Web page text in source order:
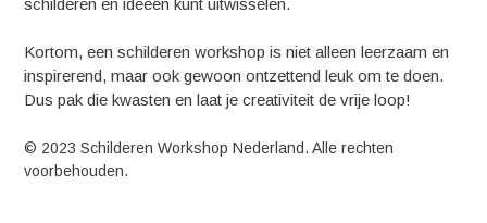
schilderen en ideeën kunt uitwisselen.
Kortom, een schilderen workshop is niet alleen leerzaam en
inspirerend, maar ook gewoon ontzettend leuk om te doen.
Dus pak die kwasten en laat je creativiteit de vrije loop!
© 2023 Schilderen Workshop Nederland. Alle rechten
voorbehouden.